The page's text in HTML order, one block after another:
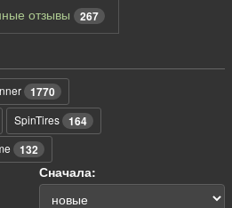
отзывы 267
1770
SpinTires 164
132
Сначала: